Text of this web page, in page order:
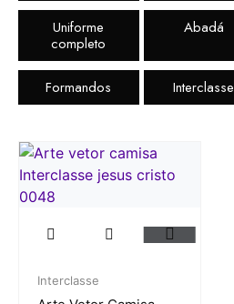
Uniforme
completo
Abadá
Formandos Interclasse
Interclasse